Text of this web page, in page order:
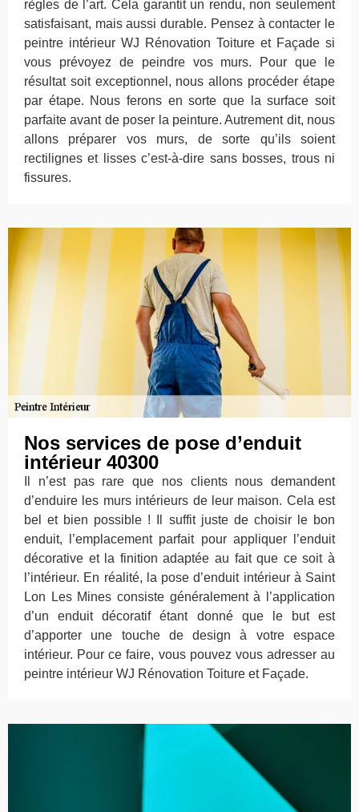
règles de l’art. Cela garantit un rendu, non seulement
satisfaisant, mais aussi durable. Pensez à contacter le
peintre intérieur WJ Rénovation Toiture et Façade si
vous prévoyez de peindre vos murs. Pour que le
résultat soit exceptionnel, nous allons procéder étape
par étape. Nous ferons en sorte que la surface soit
parfaite avant de poser la peinture. Autrement dit, nous
allons préparer vos murs, de sorte qu’ils soient
rectilignes et lisses c’est-à-dire sans bosses, trous ni
fissures.
Nos services de pose d’enduit
intérieur 40300
Il n’est pas rare que nos clients nous demandent
d’enduire les murs intérieurs de leur maison. Cela est
bel et bien possible ! Il suffit juste de choisir le bon
enduit, l’emplacement parfait pour appliquer l’enduit
décorative et la finition adaptée au fait que ce soit à
l’intérieur. En réalité, la pose d’enduit intérieur à Saint
Lon Les Mines consiste généralement à l’application
d’un enduit décoratif étant donné que le but est
d’apporter une touche de design à votre espace
intérieur. Pour ce faire, vous pouvez vous adresser au
peintre intérieur WJ Rénovation Toiture et Façade.